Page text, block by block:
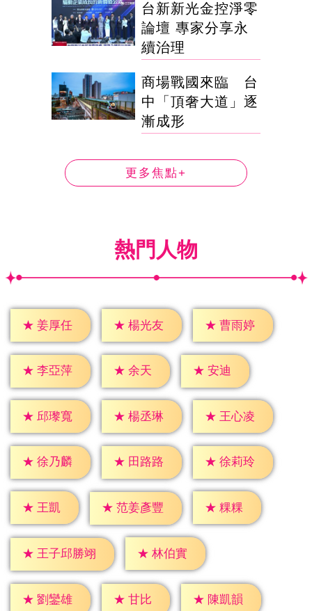
台新新光金控淨零
論壇 專家分享永
續治理
商場戰國來臨 台
中「頂奢大道」逐
漸成形
更多焦點+
熱門人物
★ 姜厚任 ★ 楊光友 ★ 曹雨婷
★ 李亞萍 ★ 余天 ★ 安迪
★ 邱瓈寬 ★ 楊丞琳 ★ 王心凌
★ 徐乃麟 ★ 田路路 ★ 徐莉玲
★ 王凱 ★ 范姜彥豐 ★ 粿粿
★ 王子邱勝翊 ★ 林伯實
★ 劉鑾雄 ★ 甘比 ★ 陳凱韻